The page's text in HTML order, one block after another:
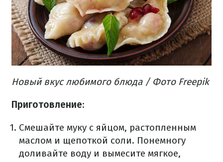
Новый вкус любимого блюда / Фото Freepik
Приготовление:
Смешайте муку с яйцом, растопленным
маслом и щепоткой соли. Понемногу
доливайте воду и вымесите мягкое,